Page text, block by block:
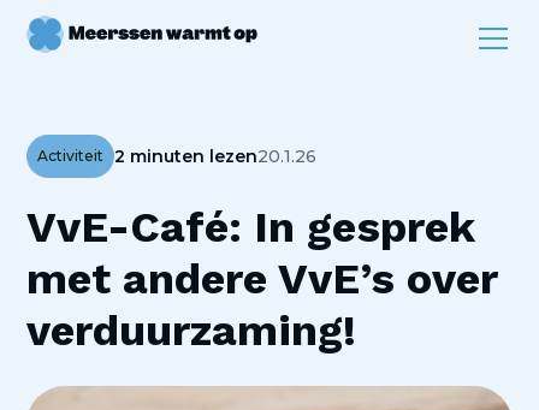
Activiteit 2 minuten lezen20.1.26
VvE-Café: In gesprek
met andere VvE’s over
verduurzaming!